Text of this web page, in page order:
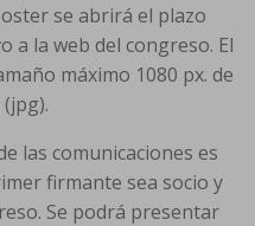
se abrirá el plazo
a la web del congreso. El
máximo 1080 px. de
las comunicaciones es
firmante sea socio y
Se podrá presentar